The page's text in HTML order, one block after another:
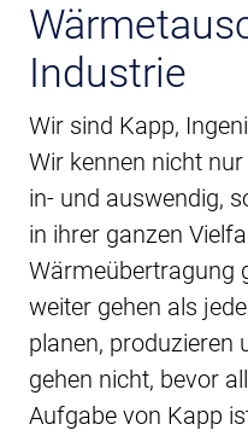
Industrie
Wir sind Kapp,
Wir kennen nicht
in- und auswendig,
in ihrer ganzen
Wärmeübertragung
weiter gehen als
planen, produzieren
gehen nicht, bevor
Aufgabe von Kapp